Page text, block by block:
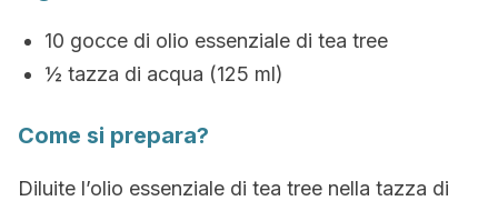
10 gocce di olio essenziale di tea tree
½ tazza di acqua (125 ml)
Come si prepara?
Diluite l’olio essenziale di tea tree nella tazza di